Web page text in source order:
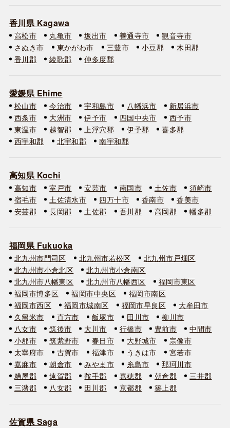
香川県 Kagawa
高松市 丸亀市 坂出市 善通寺市
観音寺市
さぬき市
東かがわ市 三豊市 小豆郡
木田郡
香川郡
綾歌郡 仲多度郡
愛媛県 Ehime
松山市 今治市 宇和島市 八幡浜市
新居浜市
西条市
大洲市 伊予市 四国中央市
西予市
東温市
越智郡 上浮穴郡 伊予郡
喜多郡
西宇和郡
北宇和郡 南宇和郡
高知県 Kochi
高知市 室戸市 安芸市 南国市 土佐市
須崎市
宿毛市
土佐清水市 四万十市 香南市
香美市
安芸郡
長岡郡 土佐郡 吾川郡 高岡郡 幡多郡
福岡県 Fukuoka
北九州市門司区 北九州市若松区
北九州市戸畑区
北九州市小倉北区
北九州市小倉南区
北九州市八幡東区
北九州市八幡西区
福岡市東区
福岡市博多区
福岡市中央区
福岡市南区
福岡市西区
福岡市城南区 福岡市早良区
大牟田市
久留米市
直方市 飯塚市 田川市
柳川市
八女市
筑後市 大川市 行橋市 豊前市
中間市
小郡市
筑紫野市 春日市 大野城市
宗像市
太宰府市
古賀市 福津市 うきは市
宮若市
嘉麻市
朝倉市 みやま市 糸島市
那珂川市
糟屋郡
遠賀郡 鞍手郡 嘉穂郡 朝倉郡
三井郡
三潴郡
八女郡 田川郡 京都郡 築上郡
佐賀県 Saga